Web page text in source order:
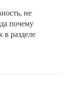
не
почему
в разделе